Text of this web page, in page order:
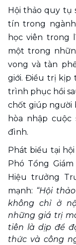
Hội thảo quy tụ
tín trong
học viên trong
một trong
vong và tàn
giới. Điều trị kịp
trình phục hồi
chốt giúp người
hòa nhập cuộc
đình.
Phát biểu tại hội
Phó Tổng
Hiệu trưởng
mạnh: “Hội
không chỉ ở
những giá trị
tiên là dịp để
thức và công